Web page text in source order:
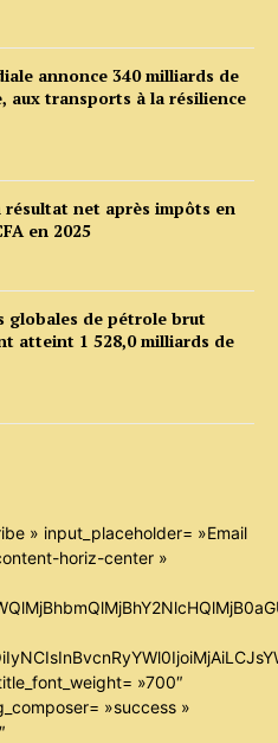
annonce 340 milliards de
aux transports à la résilience
résultat net après impôts en
en 2025
globales de pétrole brut
atteint 1 528,0 milliards de
» input_placeholder= »Email
horiz-center »
»700″
»success »